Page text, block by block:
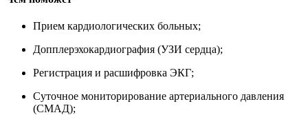
Прием кардиологических больных;
Допплерэхокардиография (УЗИ сердца);
Регистрация и расшифровка ЭКГ;
Суточное мониторирование артериального давления
(СМАД);